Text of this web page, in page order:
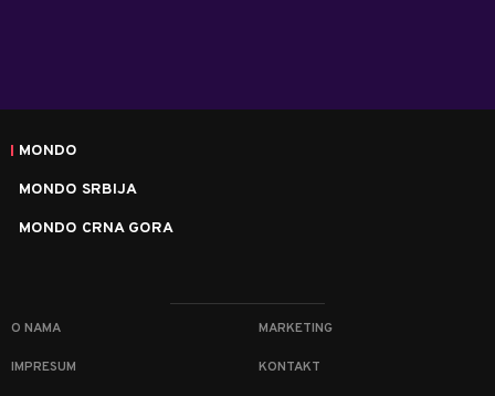
MONDO
MONDO SRBIJA
MONDO CRNA GORA
O NAMA MARKETING
IMPRESUM KONTAKT